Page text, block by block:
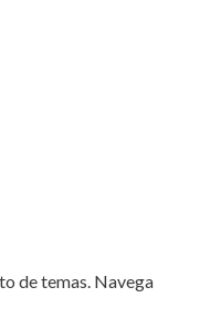
de temas. Navega